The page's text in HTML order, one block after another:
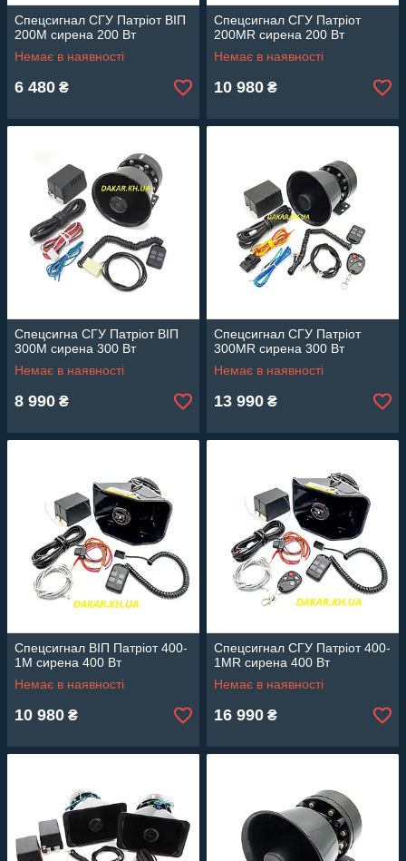
Спецсигнал СГУ Патріот ВІП
200М сирена 200 Вт
Немає в наявності
6 480 ₴
Спецсигнал СГУ Патріот
200МR сирена 200 Вт
Немає в наявності
10 980 ₴
Спецсигна СГУ Патріот ВІП
300М сирена 300 Вт
Немає в наявності
8 990 ₴
Спецсигнал СГУ Патріот
300МR сирена 300 Вт
Немає в наявності
13 990 ₴
Спецсигнал ВІП Патріот 400-
1М сирена 400 Вт
Немає в наявності
10 980 ₴
Спецсигнал СГУ Патріот 400-
1MR сирена 400 Вт
Немає в наявності
16 990 ₴